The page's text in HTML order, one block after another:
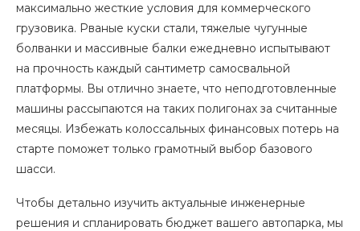
максимально жесткие условия для коммерческого
грузовика. Рваные куски стали, тяжелые чугунные
болванки и массивные балки ежедневно испытывают
на прочность каждый сантиметр самосвальной
платформы. Вы отлично знаете, что неподготовленные
машины рассыпаются на таких полигонах за считанные
месяцы. Избежать колоссальных финансовых потерь на
старте поможет только грамотный выбор базового
шасси.
Чтобы детально изучить актуальные инженерные
решения и спланировать бюджет вашего автопарка, мы